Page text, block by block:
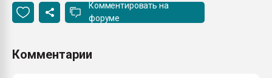
Комментировать на
форуме
Комментарии